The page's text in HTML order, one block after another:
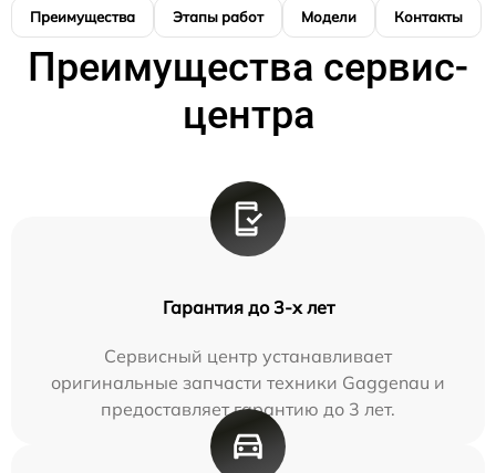
Преимущества Этапы работ Модели Контакты
Преимущества сервис-
центра
Гарантия до 3-х лет
Сервисный центр устанавливает
оригинальные запчасти техники Gaggenau и
предоставляет гарантию до 3 лет.